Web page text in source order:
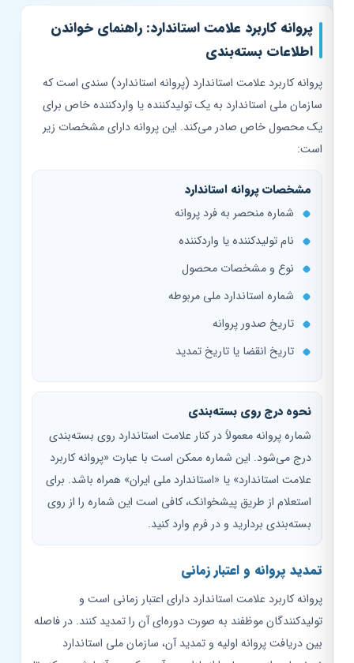
پروانه کاربرد علامت استاندارد: راهنمای خواندن
اطلاعات بسته‌بندی
پروانه کاربرد علامت استاندارد (پروانه استاندارد) سندی است که
سازمان ملی استاندارد به یک تولیدکننده یا واردکننده خاص برای
یک محصول خاص صادر می‌کند. این پروانه دارای مشخصات زیر
است:
مشخصات پروانه استاندارد
شماره منحصر به فرد پروانه
نام تولیدکننده یا واردکننده
نوع و مشخصات محصول
شماره استاندارد ملی مربوطه
تاریخ صدور پروانه
تاریخ انقضا یا تاریخ تمدید
نحوه درج روی بسته‌بندی
شماره پروانه معمولاً در کنار علامت استاندارد روی بسته‌بندی
درج می‌شود. این شماره ممکن است با عبارت «پروانه کاربرد
علامت استاندارد» یا «استاندارد ملی ایران» همراه باشد. برای
استعلام از طریق پیشخوانک، کافی است این شماره را از روی
بسته‌بندی بردارید و در فرم وارد کنید.
تمدید پروانه و اعتبار زمانی
پروانه کاربرد علامت استاندارد دارای اعتبار زمانی است و
تولیدکنندگان موظفند به صورت دوره‌ای آن را تمدید کنند. در فاصله
بین دریافت پروانه اولیه و تمدید آن، سازمان ملی استاندارد